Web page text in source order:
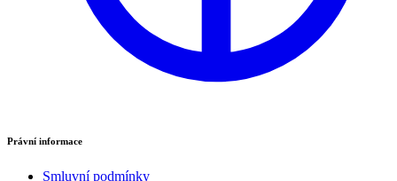
Právní informace
Smluvní podmínky